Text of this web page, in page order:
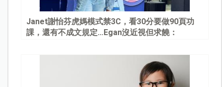
Janet謝怡芬虎媽模式禁3C，看30分要做90頁功
課，還有不成文規定…Egan沒近視但求饒：